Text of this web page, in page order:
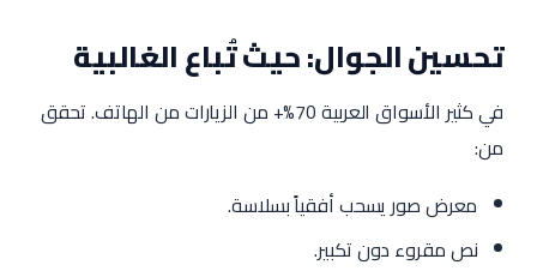
تحسين الجوال: حيث تُباع الغالبية
في كثير الأسواق العربية 70%+ من الزيارات من الهاتف. تحقق
من:
معرض صور يسحب أفقياً بسلاسة.
نص مقروء دون تكبير.